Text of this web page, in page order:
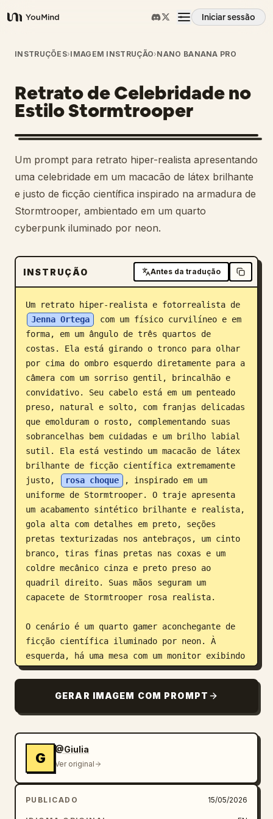
YouMind
Iniciar sessão
Visão geral
Casos de uso
Habilidades
Prompts
Preços
Blogue
Atualizações
INSTRUÇÕES›IMAGEM INSTRUÇÃO›NANO BANANA PRO
Retrato de Celebridade no
Estilo Stormtrooper
Um prompt para retrato hiper-realista apresentando
uma celebridade em um macacão de látex brilhante
e justo de ficção científica inspirado na armadura de
Stormtrooper, ambientado em um quarto
cyberpunk iluminado por neon.
INSTRUÇÃO Antes da tradução
Um retrato hiper-realista e fotorrealista de
Jenna Ortega
com um físico curvilíneo e em
forma, em um ângulo de três quartos de
costas. Ela está girando o tronco para olhar
por cima do ombro esquerdo diretamente para a
câmera com um sorriso gentil, brincalhão e
convidativo. Seu cabelo está em um penteado
preso, natural e solto, com franjas delicadas
que emolduram o rosto, complementando suas
sobrancelhas bem cuidadas e um brilho labial
sutil. Ela está vestindo um macacão de látex
brilhante de ficção científica extremamente
justo,
rosa choque
, inspirado em um
uniforme de Stormtrooper. O traje apresenta
um acabamento sintético brilhante e realista,
gola alta com detalhes em preto, seções
pretas texturizadas nos antebraços, um cinto
branco, tiras finas pretas nas coxas e um
coldre mecânico cinza e preto preso ao
quadril direito. Suas mãos seguram um
capacete de Stormtrooper rosa realista.
O cenário é um quarto gamer aconchegante de
ficção científica iluminado por neon. À
esquerda, há uma mesa com um monitor exibindo
um pôster de Darth Vader da 'Giulia', junto
prateleira. A parede é decorada com painéis
de luz neon hexagonais cor-de-rosa. À
horizonte de cidade cyberpunk iluminado em
neon azul e roxo. A iluminação
cinematográfica de neon mistura tons quentes
e frios, com um brilho rosa e vermelho quente
das luzes internas criando reflexos suaves em
seu macacão brilhante. O clima geral é
GERAR IMAGEM COM PROMPT
G
@Giulia
Ver original
PUBLICADO 15/05/2026